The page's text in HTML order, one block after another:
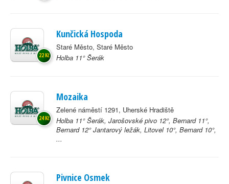
Kunčická Hospoda
Staré Město, Staré Město
Holba 11° Šerák
22 Kč
Mozaika
Zelené náměstí 1291, Uherské Hradiště
Holba 11° Šerák, Jarošovské pivo 12°, Bernard 11°,
Bernard 12° Jantarový ležák, Litovel 10°, Bernard 10°,
...
24 Kč
Pivnice Osmek